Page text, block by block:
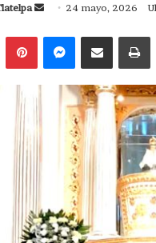
Send
email
24 mayo, 2026
LinkedInPinterestMessengerCompartir via Correo